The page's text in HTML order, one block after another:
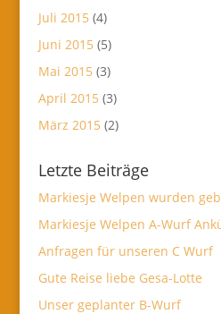
Juli 2015 (4)
Juni 2015 (5)
Mai 2015 (3)
April 2015 (3)
März 2015 (2)
Letzte Beiträge
Markiesje Welpen wurden
Markiesje Welpen A-Wurf
Anfragen für unseren C Wurf
Gute Reise liebe Gesa-Lotte
Unser geplanter B-Wurf